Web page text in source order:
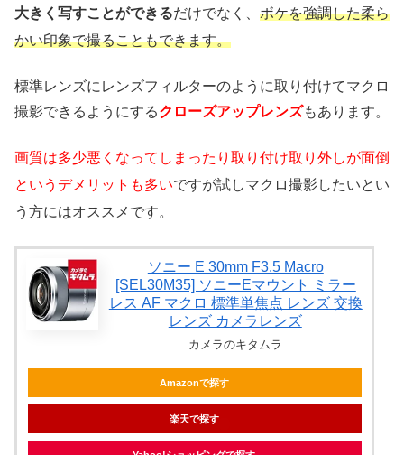
大きく写すことができるだけでなく、 ボケを強調した柔ら
かい印象で撮ることもできます。
標準レンズにレンズフィルターのように取り付けてマクロ
撮影できるようにするクローズアップレンズもあります。
画質は多少悪くなってしまったり取り付け取り外しが面倒
というデメリットも多いですが試しマクロ撮影したいとい
う方にはオススメです。
ソニー E 30mm F3.5 Macro
[SEL30M35] ソニーEマウント ミラー
レス AF マクロ 標準単焦点 レンズ 交換
レンズ カメラレンズ
カメラのキタムラ
Amazonで探す
楽天で探す